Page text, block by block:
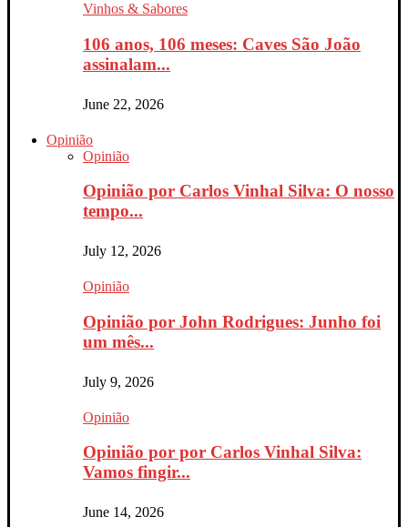
Vinhos & Sabores
106 anos, 106 meses: Caves São João
assinalam...
June 22, 2026
Opinião
Opinião
Opinião por Carlos Vinhal Silva: O nosso
tempo...
July 12, 2026
Opinião
Opinião por John Rodrigues: Junho foi
um mês...
July 9, 2026
Opinião
Opinião por por Carlos Vinhal Silva:
Vamos fingir...
June 14, 2026